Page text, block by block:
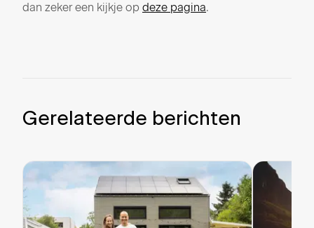
dan zeker een kijkje op deze pagina.
Gerelateerde berichten